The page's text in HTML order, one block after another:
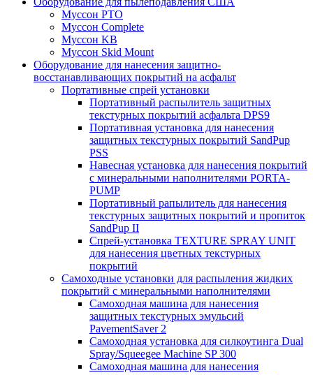
Муссон PTO
Муссон Complete
Муссон KB
Муссон Skid Mount
Оборудование для нанесения защитно-
восстанавливающих покрытий на асфальт
Портативные спрей установки
Портативный распылитель защитных
текстурных покрытий асфальта DPS9
Портативная установка для нанесения
защитных текстурных покрытий SandPup
PSS
Навесная установка для нанесения покрытий
с минеральными наполнителями PORTA-
PUMP
Портативный рапылитель для нанесения
текстурных защитных покрытий и пропиток
SandPup II
Спрей-установка TEXTURE SPRAY UNIT
для нанесения цветных текстурных
покрытий
Самоходные установки для распыления жидких
покрытий с минеральными наполнителями
Самоходная машина для нанесения
защитных текстурных эмульсий
PavementSaver 2
Самоходная установка для силкоутинга Dual
Spray/Squeegee Machine SP 300
Самоходная машина для нанесения